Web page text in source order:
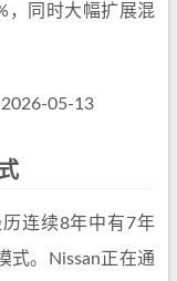
，同时大幅扩展混
2026-05-13
历连续8年中有7年
式。Nissan正在通